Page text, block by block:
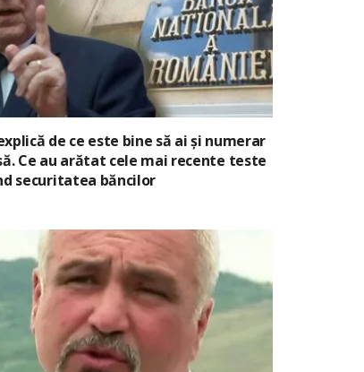
de ce este bine să ai și numerar
Ce au arătat cele mai recente teste
securitatea băncilor